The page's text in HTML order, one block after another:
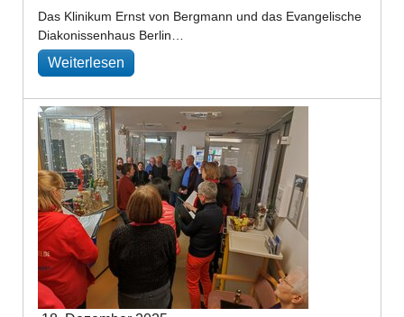
Das Klinikum Ernst von Bergmann und das Evangelische
Diakonissenhaus Berlin…
Weiterlesen